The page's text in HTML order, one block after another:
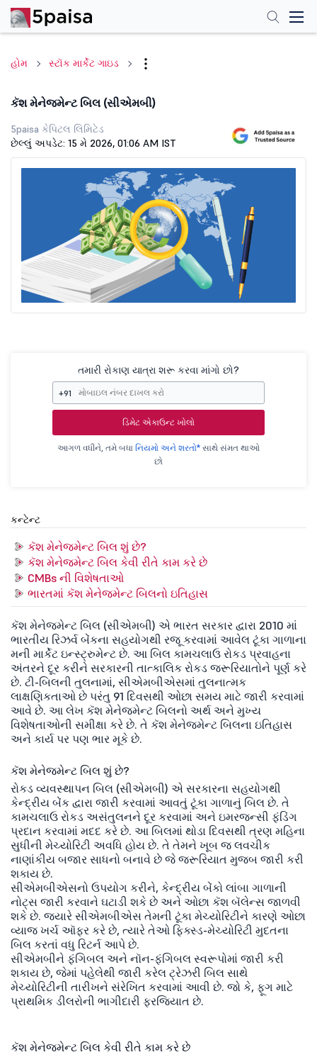
હોમ સ્ટૉક માર્કેટ ગાઇડ
કૅશ મેનેજમેન્ટ બિલ (સીએમબી)
5paisa કેપિટલ લિમિટેડ
છેલ્લું અપડેટ: 15 મે 2026, 01:06 AM IST
તમારી રોકાણ યાત્રા શરૂ કરવા માંગો છો?
+91
ડિમેટ એકાઉન્ટ ખોલો
આગળ વધીને, તમે બધા નિયમો અને શરતો* સાથે સંમત થાઓ
છો
કન્ટેન્ટ
કૅશ મેનેજમેન્ટ બિલ શું છે?
કૅશ મેનેજમેન્ટ બિલ કેવી રીતે કામ કરે છે
CMBs ની વિશેષતાઓ
ભારતમાં કૅશ મેનેજમેન્ટ બિલનો ઇતિહાસ
કૅશ મેનેજમેન્ટ બિલ (સીએમબી) એ ભારત સરકાર દ્વારા 2010 માં
ભારતીય રિઝર્વ બેંકના સહયોગથી રજૂ કરવામાં આવેલ ટૂંકા ગાળાના
મની માર્કેટ ઇન્સ્ટ્રુમેન્ટ છે. આ બિલ કામચલાઉ રોકડ પ્રવાહના
અંતરને દૂર કરીને સરકારની તાત્કાલિક રોકડ જરૂરિયાતોને પૂર્ણ કરે
છે. ટી-બિલની તુલનામાં, સીએમબીએસમાં તુલનાત્મક
લાક્ષણિકતાઓ છે પરંતુ 91 દિવસથી ઓછા સમય માટે જારી કરવામાં
આવે છે. આ લેખ કૅશ મેનેજમેન્ટ બિલનો અર્થ અને મુખ્ય
વિશેષતાઓની સમીક્ષા કરે છે. તે કૅશ મેનેજમેન્ટ બિલના ઇતિહાસ
અને કાર્ય પર પણ ભાર મૂકે છે.
કૅશ મેનેજમેન્ટ બિલ શું છે?
રોકડ વ્યવસ્થાપન બિલ (સીએમબી) એ સરકારના સહયોગથી
કેન્દ્રીય બેંક દ્વારા જારી કરવામાં આવતું ટૂંકા ગાળાનું બિલ છે. તે
કામચલાઉ રોકડ અસંતુલનને દૂર કરવામાં અને ઇમરજન્સી ફંડિંગ
પ્રદાન કરવામાં મદદ કરે છે. આ બિલમાં થોડા દિવસથી ત્રણ મહિના
સુધીની મેચ્યોરિટી અવધિ હોય છે. તે તેમને ખૂબ જ લવચીક
નાણાંકીય બજાર સાધનો બનાવે છે જે જરૂરિયાત મુજબ જારી કરી
શકાય છે.
સીએમબીએસનો ઉપયોગ કરીને, કેન્દ્રીય બેંકો લાંબા ગાળાની
નોટ્સ જારી કરવાને ઘટાડી શકે છે અને ઓછા કૅશ બૅલેન્સ જાળવી
શકે છે. જ્યારે સીએમબીએસ તેમની ટૂંકા મેચ્યોરિટીને કારણે ઓછા
વ્યાજ ખર્ચ ઑફર કરે છે, ત્યારે તેઓ ફિક્સ્ડ-મેચ્યોરિટી મુદતના
બિલ કરતાં વધુ રિટર્ન આપે છે.
સીએમબીને ફંગિબલ અને નૉન-ફંગિબલ સ્વરૂપોમાં જારી કરી
શકાય છે, જેમાં પહેલેથી જારી કરેલ ટ્રેઝરી બિલ સાથે
મેચ્યોરિટીની તારીખને સંરેખિત કરવામાં આવી છે. જો કે, ફૂગ માટે
પ્રાથમિક ડીલરોની ભાગીદારી ફરજિયાત છે.
કૅશ મેનેજમેન્ટ બિલ કેવી રીતે કામ કરે છે